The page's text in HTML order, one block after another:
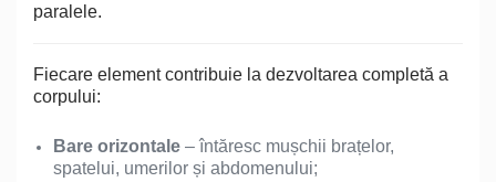
paralele.
Fiecare element contribuie la dezvoltarea completă a
corpului:
Bare orizontale – întăresc mușchii brațelor,
spatelui, umerilor și abdomenului;